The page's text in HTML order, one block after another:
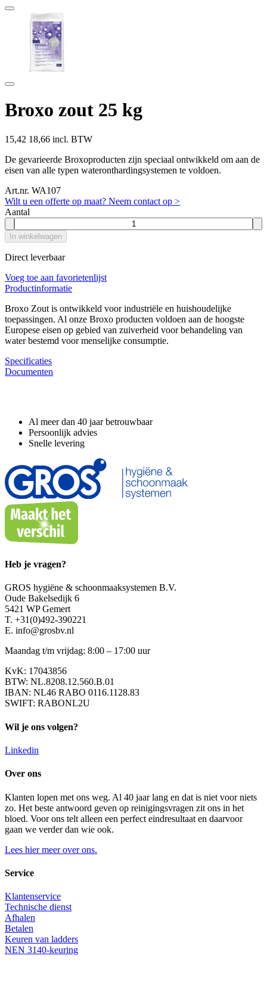
Broxo zout 25 kg
15,42 18,66 incl. BTW
De gevarieerde Broxoproducten zijn speciaal ontwikkeld om aan de
eisen van alle typen wateronthardingsystemen te voldoen.
Art.nr. WA107
Wilt u een offerte op maat? Neem contact op >
Aantal
In winkelwagen
Direct leverbaar
Voeg toe aan favorietenlijst
Productinformatie
Broxo Zout is ontwikkeld voor industriële en huishoudelijke
toepassingen. Al onze Broxo producten voldoen aan de hoogste
Europese eisen op gebied van zuiverheid voor behandeling van
water bestemd voor menselijke consumptie.
Specificaties
Documenten
Al meer dan 40 jaar betrouwbaar
Persoonlijk advies
Snelle levering
Heb je vragen?
GROS hygiëne & schoonmaaksystemen B.V.
Oude Bakelsedijk 6
5421 WP Gemert
T. +31(0)492-390221
E. info@grosbv.nl
Maandag t/m vrijdag: 8:00 – 17:00 uur
KvK: 17043856
BTW: NL.8208.12.560.B.01
IBAN: NL46 RABO 0116.1128.83
SWIFT: RABONL2U
Wil je ons volgen?
Linkedin
Over ons
Klanten lopen met ons weg. Al 40 jaar lang en dat is niet voor niets
zo. Het beste antwoord geven op reinigingsvragen zit ons in het
bloed. Voor ons telt alleen een perfect eindresultaat en daarvoor
gaan we verder dan wie ook.
Lees hier meer over ons.
Service
Klantenservice
Technische dienst
Afhalen
Betalen
Keuren van ladders
NEN 3140-keuring